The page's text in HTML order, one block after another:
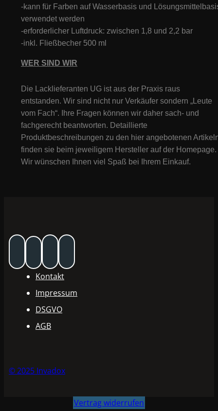
-kann für Farben auf Wasserbasis und
verwendet werden
-erforderlicher Luftdruck: zwischen 1,8 und 2,2 bar
-inkl. Fließbecher 500 ml
WER SIND WIR
Die Lacklieferanten UG ist aus der Praxis raus
entstanden. Wir sind nicht nur Verkäufer sondern „Leute
vom Fach“. Ihre Fragen können wir daher sach- und
fachgerecht beantworten. Detaillierte
Produktbeschreibungen zu den hier angebotenen
finden sie beim jeweiligem Hersteller auf der Homepage.
Wir wünschen Ihnen viel Spaß bei Ihrem Einkauf.
Kontakt
Impressum
DSGVO
AGB
© 2025 Invadox
Vertrag widerrufen